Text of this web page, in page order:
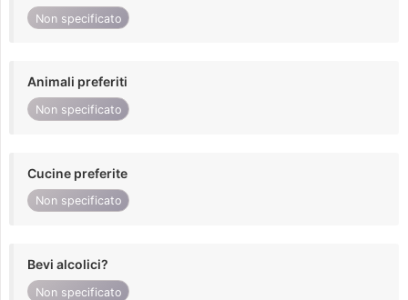
Non specificato
Animali preferiti
Non specificato
Cucine preferite
Non specificato
Bevi alcolici?
Non specificato